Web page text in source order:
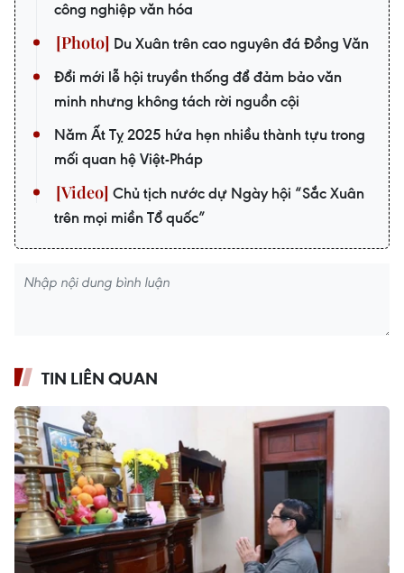
công nghiệp văn hóa
Du Xuân trên cao nguyên đá Đồng Văn
Đổi mới lễ hội truyền thống để đảm bảo văn
minh nhưng không tách rời nguồn cội
Năm Ất Tỵ 2025 hứa hẹn nhiều thành tựu trong
mối quan hệ Việt-Pháp
Chủ tịch nước dự Ngày hội “Sắc Xuân
trên mọi miền Tổ quốc”
TIN LIÊN QUAN